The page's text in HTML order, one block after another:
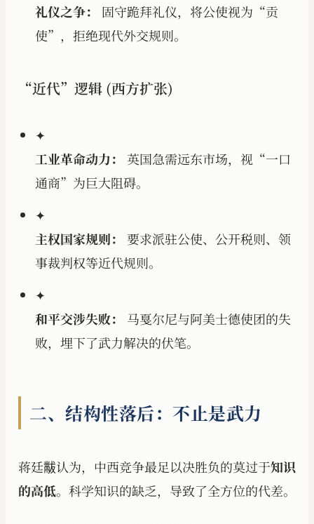
礼仪之争：
固守跪拜礼仪，将公使视为“贡
使”，拒绝现代外交规则。
“近代”逻辑 (西方扩张)
✦
工业革命动力：
英国急需远东市场，视“一口
通商”为巨大阻碍。
✦
主权国家规则：
要求派驻公使、公开税则、领
事裁判权等近代规则。
✦
和平交涉失败：
马戛尔尼与阿美士德使团的失
败，埋下了武力解决的伏笔。
二、结构性落后：不止是武力
蒋廷黻认为，中西竞争最足以决胜负的莫过于知识
的高低。科学知识的缺乏，导致了全方位的代差。